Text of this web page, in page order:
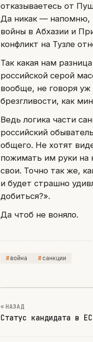
отказываетесь от
Да никак — напомню,
войны в Абхазии и
конфликт на Тузле
Так какая нам
российской серой
вообще, не говоря уж
брезгливости, как
Ведь логика части
российский
общего. Не хотят
пожимать им руки на
свои. Точно так же,
и будет страшно
добиться?».
Да чтоб не воняло.
война санкции
« НАЗАД
Статус кандидата в ЕС